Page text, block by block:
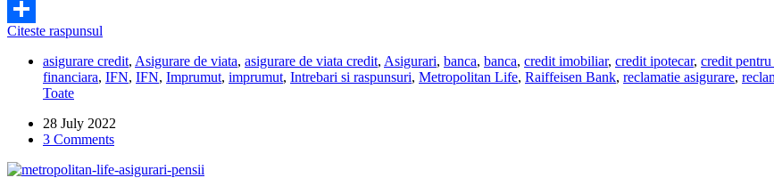
Facebook
Share
Citeste raspunsul
a
dat
bani
pentru
credit
asigurare credit, Asigurare de viata, asigurare de viata credit, Asigurari, banca, banca, credit imobiliar, credit ipotecar, credit pentru
financiara, IFN, IFN, Imprumut, imprumut, Intrebari si raspunsuri, Metropolitan Life, Raiffeisen Bank, reclamatie asigurare,
Toate
28 July 2022
3 Comments